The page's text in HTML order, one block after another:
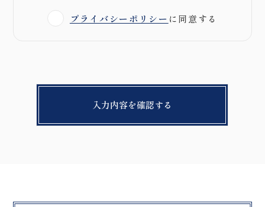
プライバシーポリシー に同意する